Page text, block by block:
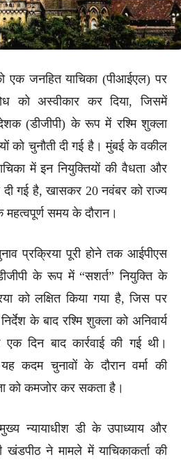
एक जनहित याचिका (पीआईएल) पर
को अस्वीकार कर दिया, जिसमें
(डीजीपी) के रूप में रश्मि शुक्ला
को चुनौती दी गई है। मुंबई के वकील
में इन नियुक्तियों की वैधता और
दी गई है, खासकर 20 नवंबर को राज्य
समय के दौरान।
प्रक्रिया पूरी होने तक आईपीएस
के रूप में “सशर्त” नियुक्ति के
को लक्षित किया गया है, जिस पर
के बाद रश्मि शुक्ला को अनिवार्य
दिन बाद कार्रवाई की गई थी।
कदम चुनावों के दौरान वर्मा की
को कमजोर कर सकता है।
न्यायाधीश डी के उपाध्याय और
खंडपीठ ने मामले में याचिकाकर्ता की